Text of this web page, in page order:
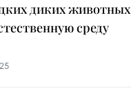
диких животных
среду